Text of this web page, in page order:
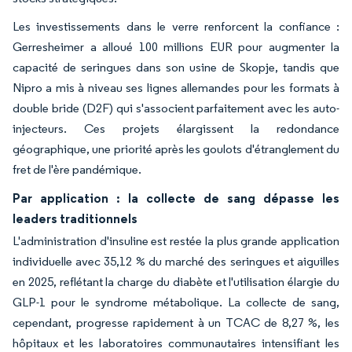
Les investissements dans le verre renforcent la confiance :
Gerresheimer a alloué 100 millions EUR pour augmenter la
capacité de seringues dans son usine de Skopje, tandis que
Nipro a mis à niveau ses lignes allemandes pour les formats à
double bride (D2F) qui s'associent parfaitement avec les auto-
injecteurs. Ces projets élargissent la redondance
géographique, une priorité après les goulots d'étranglement du
fret de l'ère pandémique.
Par application : la collecte de sang dépasse les
leaders traditionnels
L'administration d'insuline est restée la plus grande application
individuelle avec 35,12 % du marché des seringues et aiguilles
en 2025, reflétant la charge du diabète et l'utilisation élargie du
GLP-1 pour le syndrome métabolique. La collecte de sang,
cependant, progresse rapidement à un TCAC de 8,27 %, les
hôpitaux et les laboratoires communautaires intensifiant les